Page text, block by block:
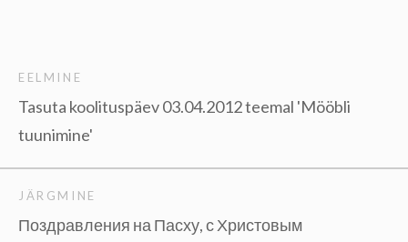
EELMINE
Tasuta koolituspäev 03.04.2012 teemal 'Mööbli
tuunimine'
JÄRGMINE
Поздравления на Пасху, с Христовым